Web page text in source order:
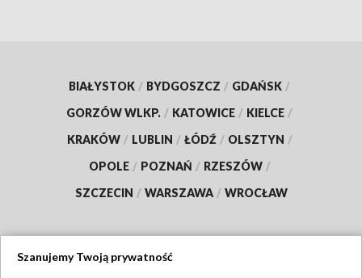
BIAŁYSTOK / BYDGOSZCZ / GDAŃSK /
GORZÓW WLKP. / KATOWICE / KIELCE /
KRAKÓW / LUBLIN / ŁÓDŹ / OLSZTYN /
OPOLE / POZNAŃ / RZESZÓW /
SZCZECIN / WARSZAWA / WROCŁAW
Szanujemy Twoją prywatność